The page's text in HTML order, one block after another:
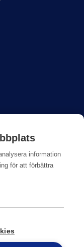
AB
information
för att förbättra